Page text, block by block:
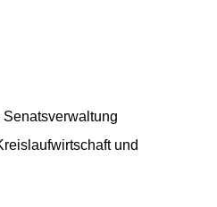
und